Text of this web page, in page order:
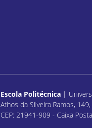
Escola Politécnica|
Athos da Silveira Ramos,
CEP: 21941-909 - Caixa